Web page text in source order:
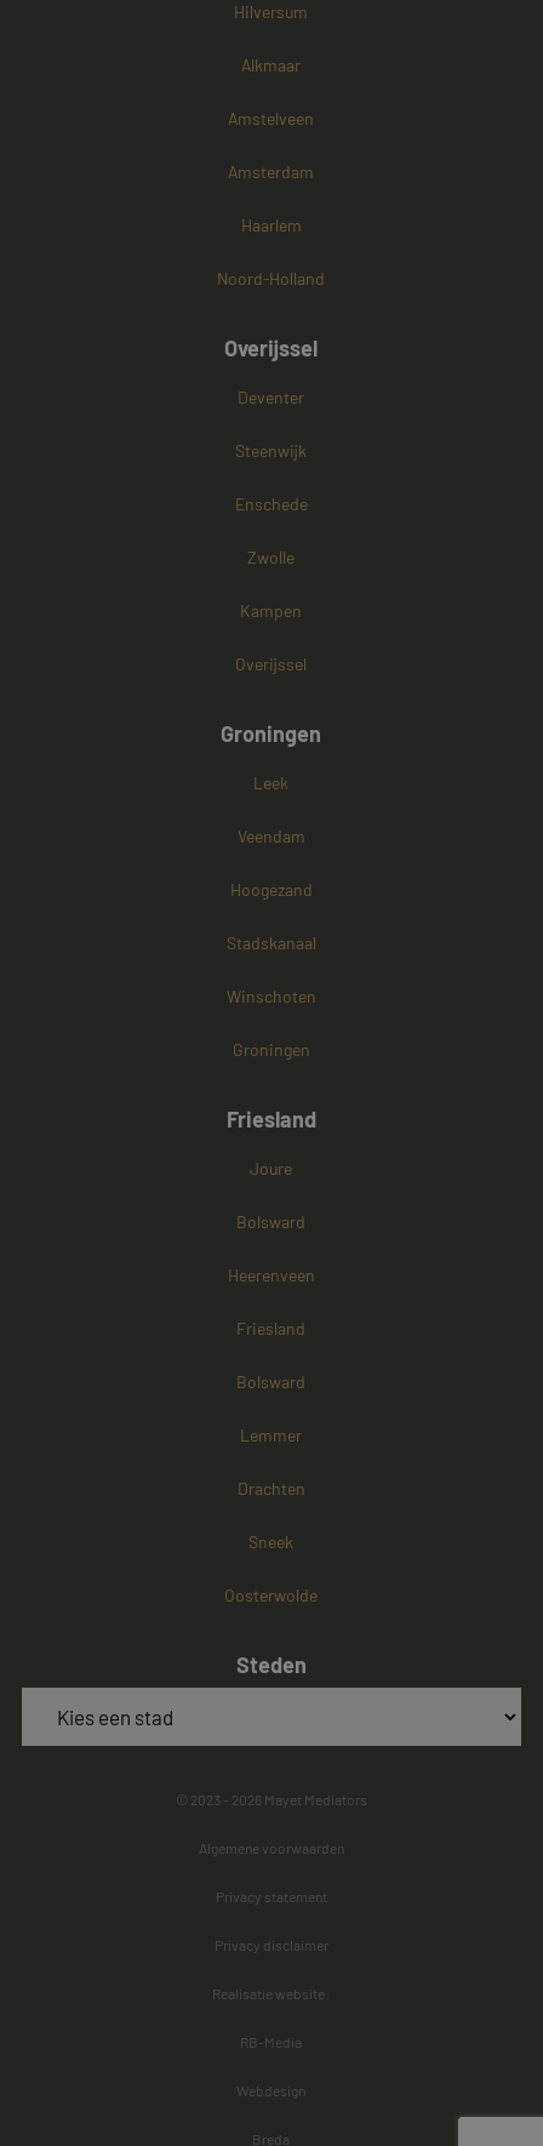
Hilversum
Alkmaar
Amstelveen
Amsterdam
Haarlem
Noord-Holland
Overijssel
Deventer
Steenwijk
Enschede
Zwolle
Kampen
Overijssel
Groningen
Leek
Veendam
Hoogezand
Stadskanaal
Winschoten
Groningen
Friesland
Joure
Bolsward
Heerenveen
Friesland
Bolsward
Lemmer
Drachten
Sneek
Oosterwolde
Steden
© 2023 - 2026 Mayet Mediators
Algemene voorwaarden
Privacy statement
Privacy disclaimer
Realisatie website:
RB-Media
Webdesign
Breda